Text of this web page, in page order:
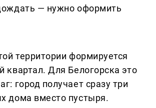
— нужно оформить
территории формируется
квартал. Для Белогорска это
город получает сразу три
дома вместо пустыря.